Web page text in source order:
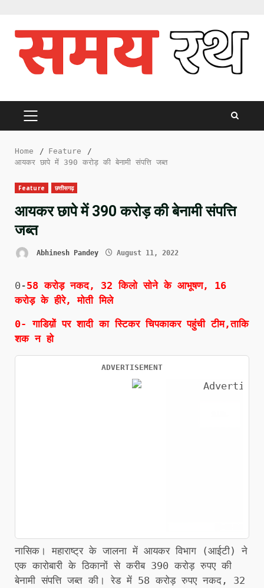
content
PRIMARY
Home
Feature
आयकर छापे में 390 करोड़ की बेनामी संपत्ति जब्त
Feature छत्तीसगढ़
आयकर छापे में 390 करोड़ की बेनामी संपत्ति
जब्त
Abhinesh Pandey August 11, 2022
0-58 करोड़ नकद, 32 किलो सोने के आभूषण, 16
करोड़ के हीरे, मोती मिले
0- गाडिय़ों पर शादी का स्टिकर चिपकाकर पहुंची टीम,ताकि
शक न हो
ADVERTISEMENT
नासिक। महाराष्ट्र के जालना में आयकर विभाग (आईटी) ने
एक कारोबारी के ठिकानों से करीब 390 करोड़ रुपए की
बेनामी संपत्ति जब्त की। रेड में 58 करोड़ रुपए नकद, 32